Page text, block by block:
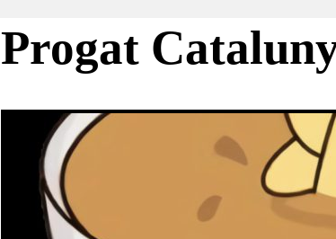
Progat